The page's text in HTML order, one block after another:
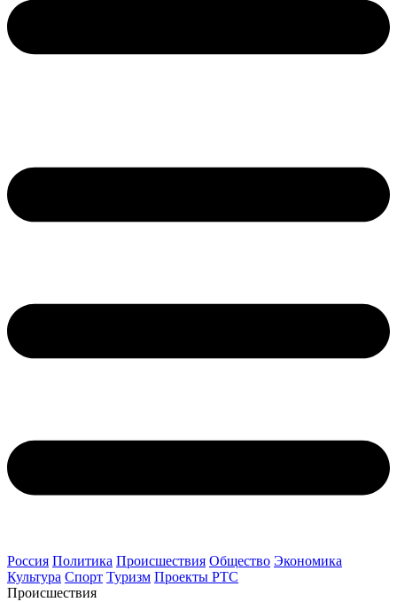
Россия Политика Происшествия Общество Экономика
Культура Спорт Туризм Проекты РТС
Происшествия